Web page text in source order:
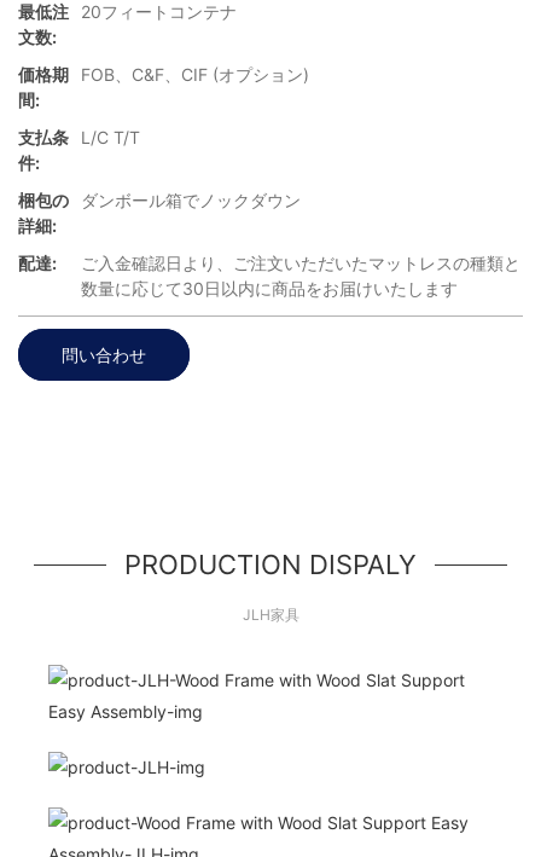
最低注
文数:
20フィートコンテナ
価格期
間:
FOB、C&F、CIF (オプション)
支払条
件:
L/C T/T
梱包の
詳細:
ダンボール箱でノックダウン
配達:
ご入金確認日より、ご注文いただいたマットレスの種類と
数量に応じて30日以内に商品をお届けいたします
問い合わせ
PRODUCTION DISPALY
JLH家具